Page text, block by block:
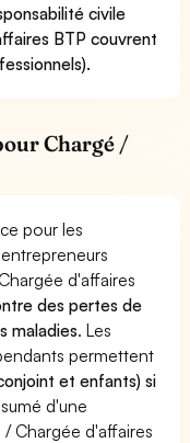
civile
BTP couvrent
Chargé /
pour les
d'affaires
des pertes de
maladies. Les
permettent
et enfants) si
d'une
Chargée d'affaires